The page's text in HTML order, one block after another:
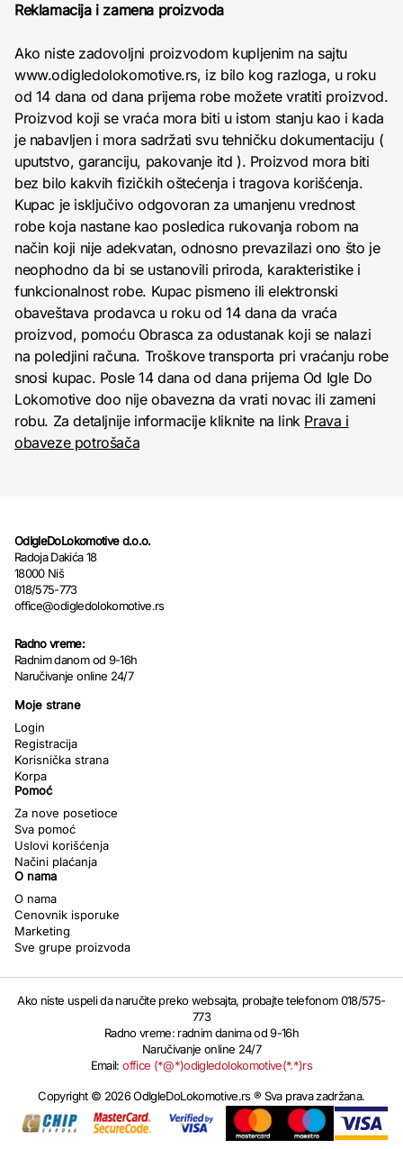
Reklamacija i zamena proizvoda
Ako niste zadovoljni proizvodom kupljenim na sajtu
www.odigledolokomotive.rs, iz bilo kog razloga, u roku
od 14 dana od dana prijema robe možete vratiti proizvod.
Proizvod koji se vraća mora biti u istom stanju kao i kada
je nabavljen i mora sadržati svu tehničku dokumentaciju (
uputstvo, garanciju, pakovanje itd ). Proizvod mora biti
bez bilo kakvih fizičkih oštećenja i tragova korišćenja.
Kupac je isključivo odgovoran za umanjenu vrednost
robe koja nastane kao posledica rukovanja robom na
način koji nije adekvatan, odnosno prevazilazi ono što je
neophodno da bi se ustanovili priroda, karakteristike i
funkcionalnost robe. Kupac pismeno ili elektronski
obaveštava prodavca u roku od 14 dana da vraća
proizvod, pomoću Obrasca za odustanak koji se nalazi
na poledjini računa. Troškove transporta pri vraćanju robe
snosi kupac. Posle 14 dana od dana prijema Od Igle Do
Lokomotive doo nije obavezna da vrati novac ili zameni
robu. Za detaljnije informacije kliknite na link Prava i
obaveze potrošača
OdIgleDoLokomotive d.o.o.
Radoja Dakića 18
18000 Niš
018/575-773
office@odigledolokomotive.rs
Radno vreme:
Radnim danom od 9-16h
Naručivanje online 24/7
Moje strane
Login
Registracija
Korisnička strana
Korpa
Pomoć
Za nove posetioce
Sva pomoć
Uslovi korišćenja
Načini plaćanja
O nama
O nama
Cenovnik isporuke
Marketing
Sve grupe proizvoda
Ako niste uspeli da naručite preko websajta, probajte telefonom 018/575-
773
Radno vreme: radnim danima od 9-16h
Naručivanje online 24/7
Email:office (*@*)odigledolokomotive(*.*)rs
Copyright © 2026 OdIgleDoLokomotive.rs ® Sva prava zadržana.